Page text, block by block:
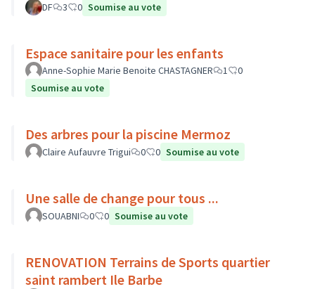
DF 3 0 Soumise au vote
Espace sanitaire pour les enfants
Anne-Sophie Marie Benoite CHASTAGNER 1
0
Soumise au vote
Des arbres pour la piscine Mermoz
Claire Aufauvre Trigui 0 0 Soumise au vote
Une salle de change pour tous ...
SOUABNI 0 0 Soumise au vote
RENOVATION Terrains de Sports quartier
saint rambert Ile Barbe